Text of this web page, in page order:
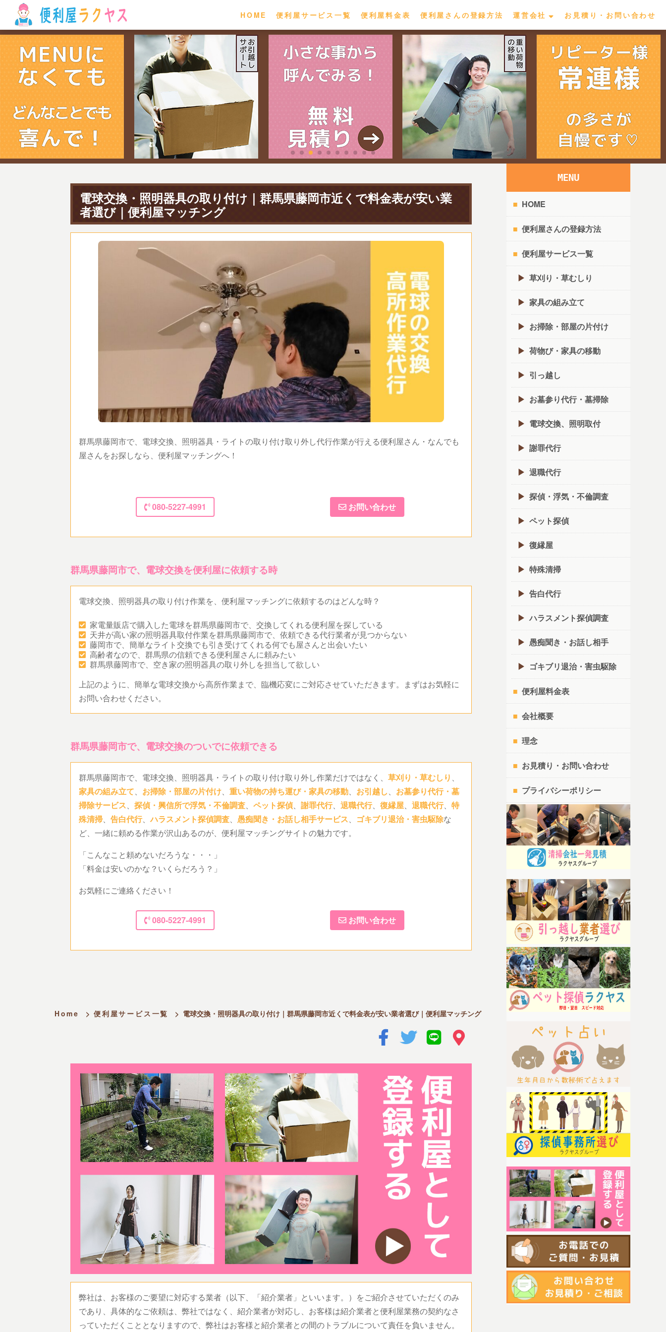
HOME 便利屋サービス一覧 便利屋料金表 便利屋さんの登録方法 運営会社 お見積り・お問い合わせ
電球交換・照明器具の取り付け｜群馬県藤岡市近くで料金表が安い業
者選び｜便利屋マッチング
群馬県藤岡市で、電球交換、照明器具・ライトの取り付け取り外し代行作業が行える便利屋さん・なんでも
屋さんをお探しなら、便利屋マッチングへ！
080-5227-4991 お問い合わせ
群馬県藤岡市で、電球交換を便利屋に依頼する時
電球交換、照明器具の取り付け作業を、便利屋マッチングに依頼するのはどんな時？
家電量販店で購入した電球を群馬県藤岡市で、交換してくれる便利屋を探している
天井が高い家の照明器具取付作業を群馬県藤岡市で、依頼できる代行業者が見つからない
藤岡市で、簡単なライト交換でも引き受けてくれる何でも屋さんと出会いたい
高齢者なので、群馬県の信頼できる便利屋さんに頼みたい
群馬県藤岡市で、空き家の照明器具の取り外しを担当して欲しい
上記のように、簡単な電球交換から高所作業まで、臨機応変にご対応させていただきます。まずはお気軽に
お問い合わせください。
群馬県藤岡市で、電球交換のついでに依頼できる
群馬県藤岡市で、電球交換、照明器具・ライトの取り付け取り外し作業だけではなく、 草刈り・草むしり 、
家具の組み立て、 お掃除・部屋の片付け、 重い荷物の持ち運び・家具の移動、 お引越し、 お墓参り代行・墓
掃除サービス、 探偵・興信所で浮気・不倫調査、 ペット探偵、 謝罪代行、 退職代行、 復縁屋、 退職代行、 特
殊清掃、 告白代行、ハラスメント探偵調査、 愚痴聞き・お話し相手サービス、 ゴキブリ退治・害虫駆除な
ど、一緒に頼める作業が沢山あるのが、便利屋マッチングサイトの魅力です。
「こんなこと頼めないだろうな・・・」
「料金は安いのかな？いくらだろう？」
お気軽にご連絡ください！
080-5227-4991 お問い合わせ
Home > 便利屋サービス一覧 > 電球交換・照明器具の取り付け｜群馬県藤岡市近くで料金表が安い業者選び｜便利屋マッチング
弊社は、お客様のご要望に対応する業者（以下、「紹介業者」といいます。）をご紹介させていただくのみ
であり、具体的なご依頼は、弊社ではなく、紹介業者が対応し、お客様は紹介業者と便利屋業務の契約なさ
っていただくこととなりますので、弊社はお客様と紹介業者との間のトラブルについて責任を負いません。
MENU
HOME
便利屋さんの登録方法
便利屋サービス一覧
草刈り・草むしり
家具の組み立て
お掃除・部屋の片付け
荷物び・家具の移動
引っ越し
お墓参り代行・墓掃除
電球交換、照明取付
謝罪代行
退職代行
探偵・浮気・不倫調査
ペット探偵
復縁屋
特殊清掃
告白代行
ハラスメント探偵調査
愚痴聞き・お話し相手
ゴキブリ退治・害虫駆除
便利屋料金表
会社概要
理念
お見積り・お問い合わせ
プライバシーポリシー